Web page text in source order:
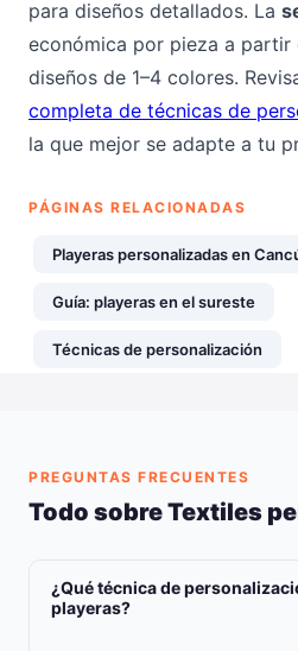
para diseños detallados. La
económica por pieza a partir
diseños de 1–4 colores.
completa de técnicas de
la que mejor se adapte a tu
PÁGINAS RELACIONADAS
Playeras personalizadas en
Guía: playeras en el sureste
Técnicas de personalización
PREGUNTAS FRECUENTES
Todo sobre Textiles
¿Qué técnica de
playeras?